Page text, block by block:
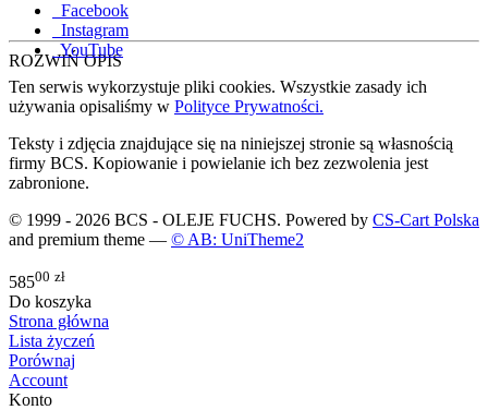
ROZWIŃ OPIS
Facebook
Instagram
YouTube
Ten serwis wykorzystuje pliki cookies. Wszystkie zasady ich
używania opisaliśmy w Polityce Prywatności.
Teksty i zdjęcia znajdujące się na niniejszej stronie są własnością
firmy BCS. Kopiowanie i powielanie ich bez zezwolenia jest
zabronione.
© 1999 - 2026 BCS - OLEJE FUCHS. Powered by CS-Cart Polska
and premium theme — © AB: UniTheme2
58500 zł
Do koszyka
Strona główna
Lista życzeń
Porównaj
Account
Konto